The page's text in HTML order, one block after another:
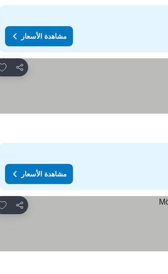
مشاهدة الأسعار
مشاركة
مشاهدة الأسعار
مشاركة